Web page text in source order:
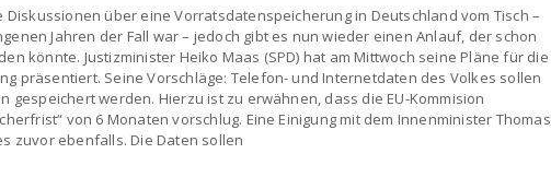
Diskussionen über eine Vorratsdatenspeicherung in Deutschland vom Tisch –
Jahren der Fall war – jedoch gibt es nun wieder einen Anlauf, der schon
könnte. Justizminister Heiko Maas (SPD) hat am Mittwoch seine Pläne für die
präsentiert. Seine Vorschläge: Telefon- und Internetdaten des Volkes sollen
gespeichert werden. Hierzu ist zu erwähnen, dass die EU-Kommision
von 6 Monaten vorschlug. Eine Einigung mit dem Innenminister Thomas
zuvor ebenfalls. Die Daten sollen